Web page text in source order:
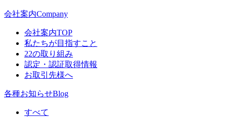
会社案内Company
会社案内TOP
私たちが目指すこと
22の取り組み
認定・認証取得情報
お取引先様へ
各種お知らせBlog
すべて